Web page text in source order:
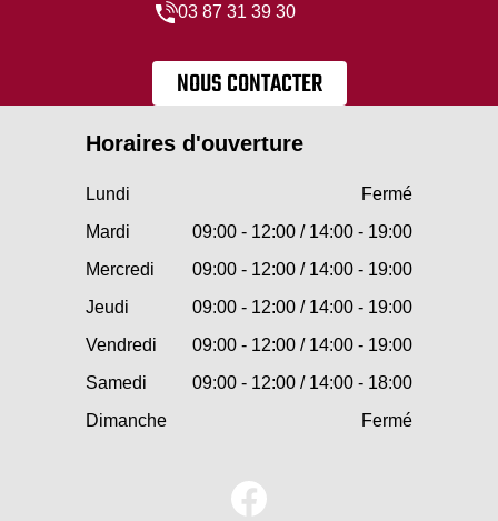
03 87 31 39 30
NOUS CONTACTER
Horaires d'ouverture
Lundi
Fermé
Mardi
09:00 - 12:00 / 14:00 - 19:00
Mercredi
09:00 - 12:00 / 14:00 - 19:00
Jeudi
09:00 - 12:00 / 14:00 - 19:00
Vendredi
09:00 - 12:00 / 14:00 - 19:00
Samedi
09:00 - 12:00 / 14:00 - 18:00
Dimanche
Fermé